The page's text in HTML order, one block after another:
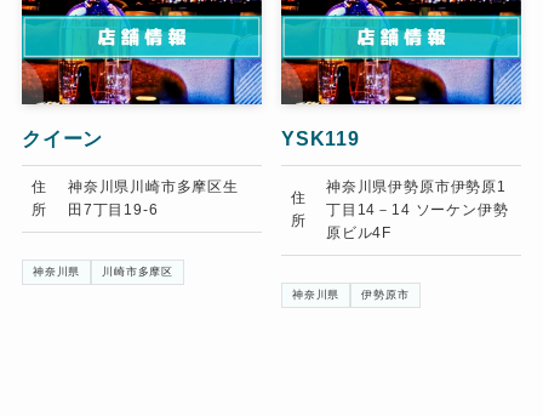
クイーン
住
所
神奈川県川崎市多摩区生
田7丁目19-6
神奈川県 川崎市多摩区
YSK119
住
所
神奈川県伊勢原市伊勢原1
丁目14－14 ソーケン伊勢
原ビル4F
神奈川県 伊勢原市